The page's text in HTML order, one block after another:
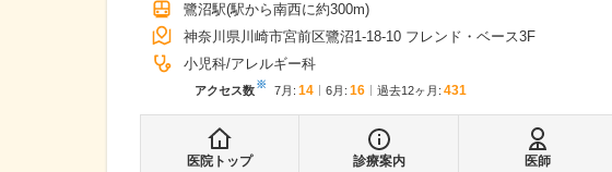
鷺沼駅(駅から南西に約300m)
神奈川県川崎市宮前区鷺沼1-18-10 フレンド・ベース3F
小児科 アレルギー科
アクセス数※ 7月 : 14 6月 : 16 過去12ヶ月: 431
医院トップ 診療案内 医師